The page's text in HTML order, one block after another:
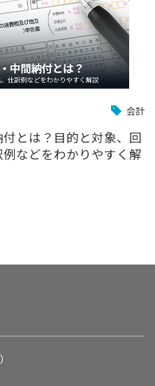
会計
とは？目的と対象、回
などをわかりやすく解